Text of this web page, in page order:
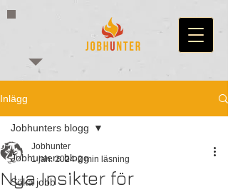
Inlägg
Jobhunters blogg
Söka jobb
Jobhunters blogg
Nya Insikter för
Jobhunter
1 jan. 2024 2 min läsning